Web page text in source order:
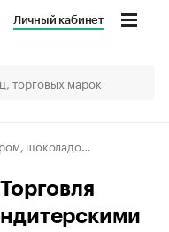
Личный кабинет
Торговля оптовая сахаром, шоколадом и сахаристыми кондитерскими изделиями